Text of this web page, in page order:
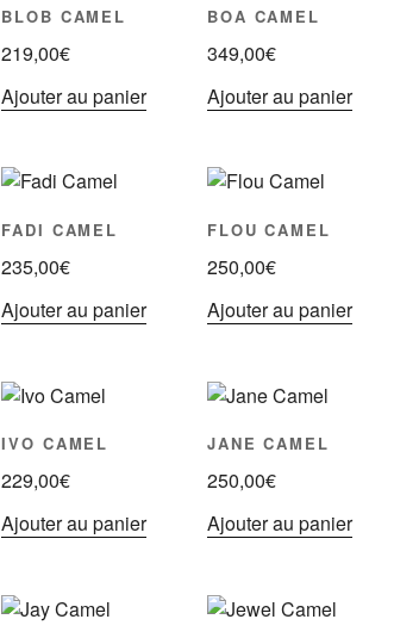
BLOB CAMEL
219,00€
Ajouter au panier
BOA CAMEL
349,00€
Ajouter au panier
FADI CAMEL
235,00€
Ajouter au panier
FLOU CAMEL
250,00€
Ajouter au panier
IVO CAMEL
229,00€
Ajouter au panier
JANE CAMEL
250,00€
Ajouter au panier